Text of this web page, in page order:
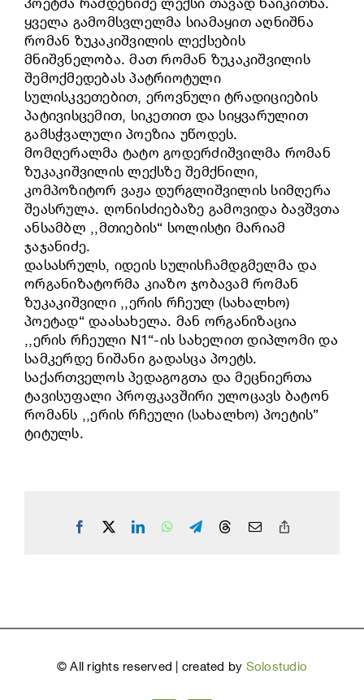
ყველა გამომსვლელმა სიამაყით აღნიშნა
რომან ზუკაკიშვილის ლექსების
მნიშვნელობა. მათ რომან ზუკაკიშვილის
შემოქმედებას პატრიოტული
სულისკვეთებით, ეროვნული ტრადიციების
პატივისცემით, სიკეთით და სიყვარულით
გამსჭვალული პოეზია უწოდეს.
მომღერალმა ტატო გოდერძიშვილმა რომან
ზუკაკიშვილის ლექსზე შემქნილი,
კომპოზიტორ ვაჟა დურგლიშვილის სიმღერა
შეასრულა. ღონისძიებაზე გამოვიდა ბავშვთა
ანსამბლ ,,მთიების“ სოლისტი მარიამ
ჯაჯანიძე.
დასასრულს, იდეის სულისჩამდგმელმა და
ორგანიზატორმა კიაზო ჯობავამ რომან
ზუკაკიშვილი ,,ერის რჩეულ (სახალხო)
პოეტად“ დაასახელა. მან ორგანიზაცია
,,ერის რჩეული N1“-ის სახელით დიპლომი და
სამკერდე ნიშანი გადასცა პოეტს.
საქართველოს პედაგოგთა და მეცნიერთა
ტავისუფალი პროფკავშირი ულოცავს ბატონ
რომანს ,,ერის რჩეული (სახალხო) პოეტის”
ტიტულს.
Facebook LinkedInWhatsApp
TelegramThreadsEmail
©All rights reserved | created by Solostudio